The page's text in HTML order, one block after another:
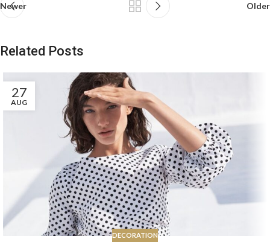
Newer Older
Related Posts
27
AUG
DECORATION